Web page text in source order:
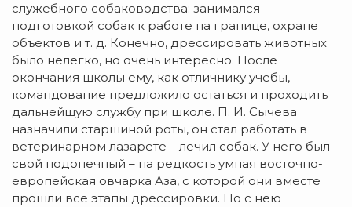
служебного собаководства: занимался
подготовкой собак к работе на границе, охране
объектов и т. д. Конечно, дрессировать животных
было нелегко, но очень интересно. После
окончания школы ему, как отличнику учебы,
командование предложило остаться и проходить
дальнейшую службу при школе. П. И. Сычева
назначили старшиной роты, он стал работать в
ветеринарном лазарете – лечил собак. У него был
свой подопечный – на редкость умная восточно-
европейская овчарка Аза, с которой они вместе
прошли все этапы дрессировки. Но с нею